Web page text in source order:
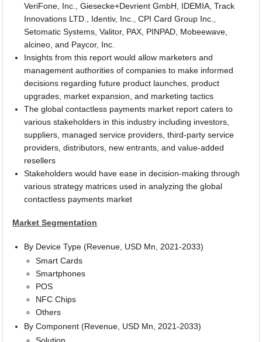
VeriFone, Inc., Giesecke+Devrient GmbH, IDEMIA, Track
Innovations LTD., Identiv, Inc., CPI Card Group Inc.,
Setomatic Systems, Valitor, PAX, PINPAD, Mobeewave,
alcineo, and Paycor, Inc.
Insights from this report would allow marketers and
management authorities of companies to make informed
decisions regarding future product launches, product
upgrades, market expansion, and marketing tactics
The global contactless payments market report caters to
various stakeholders in this industry including investors,
suppliers, managed service providers, third-party service
providers, distributors, new entrants, and value-added
resellers
Stakeholders would have ease in decision-making through
various strategy matrices used in analyzing the global
contactless payments market
Market Segmentation
By Device Type (Revenue, USD Mn, 2021-2033)
Smart Cards
Smartphones
POS
NFC Chips
Others
By Component (Revenue, USD Mn, 2021-2033)